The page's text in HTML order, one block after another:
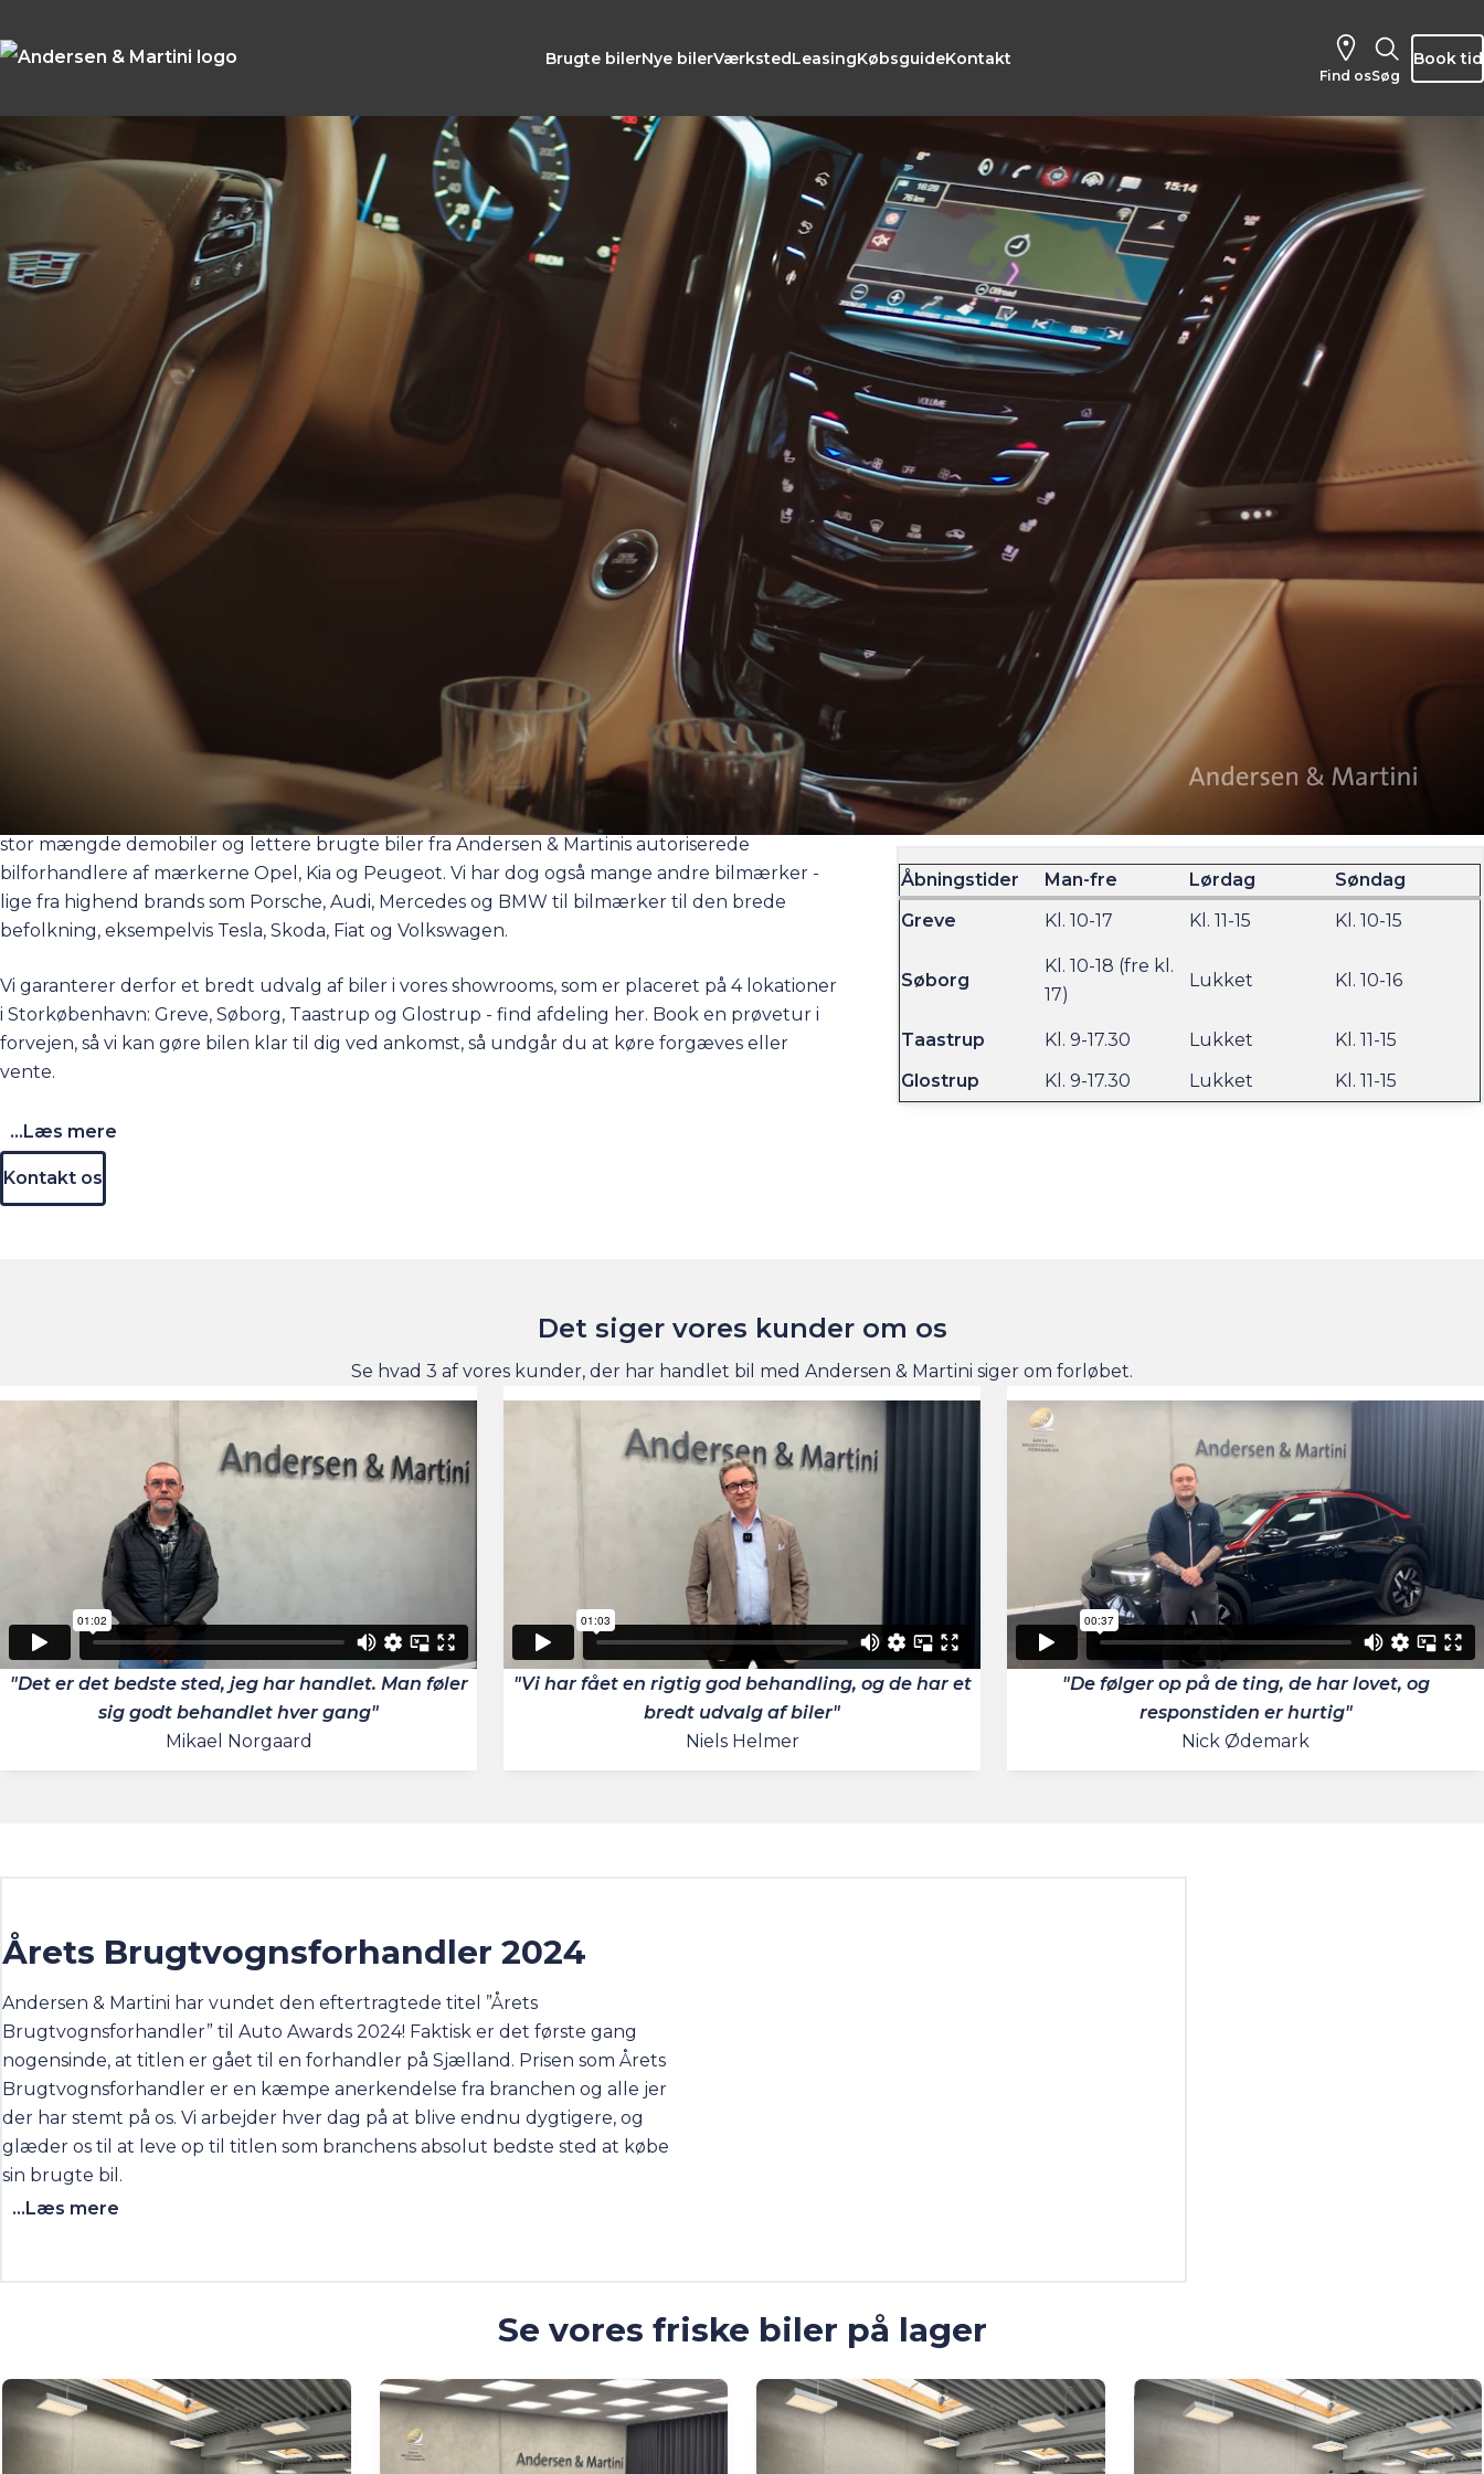
Brugte bilerNye bilerVærkstedLeasingKøbsguideKontakt
Find os Søg
Book tid
Brugtvognscenter
Et af Danmarks største brugtbilscentre for
brugte biler. Vi har alt fra mikrobiler til plug-in
hybridbiler - og en kæmpe exclusive-afdeling
med brugte luksusbiler.
Personbiler Varebiler
KONTANT MDL. YDELSE
Bilmærke
SØG 582
Brugte biler i Storkøbenhavn
Hos vores store brugtbilsforhandlere finder du mange forskellige bilmærker. Heriblandt en
stor mængde demobiler og lettere brugte biler fra Andersen & Martinis autoriserede
bilforhandlere af mærkerne Opel , Kia og Peugeot. Vi har dog også mange andre bilmærker -
lige fra highend brands som Porsche, Audi, Mercedes og BMW til bilmærker til den brede
befolkning, eksempelvis Tesla, Skoda, Fiat og Volkswagen.
Vi garanterer derfor et bredt udvalg af biler i vores showrooms, som er placeret på 4 lokationer
i Storkøbenhavn: Greve, Søborg, Taastrup og Glostrup - find afdeling her. Book en prøvetur i
forvejen, så vi kan gøre bilen klar til dig ved ankomst, så undgår du at køre forgæves eller
vente.
...Læs mere
Kontakt os
Åbningstider Man-fre Lørdag
Søndag
Greve
Kl. 10-17 Kl. 11-15 Kl. 10-15
Søborg
Kl. 10-18 (fre kl.
17)
Lukket Kl. 10-16
Taastrup Kl. 9-17.30 Lukket
Kl. 11-15
Glostrup
Kl. 9-17.30 Lukket Kl. 11-15
Det siger vores kunder om os
Se hvad 3 af vores kunder, der har handlet bil med Andersen & Martini siger om forløbet.
"Det er det bedste sted, jeg har handlet. Man føler
sig godt behandlet hver gang"
Mikael Norgaard
"Vi har fået en rigtig god behandling, og de har et
bredt udvalg af biler"
Niels Helmer
"De følger op på de ting, de har lovet, og
responstiden er hurtig"
Nick Ødemark
Årets Brugtvognsforhandler 2024
Andersen & Martini har vundet den eftertragtede titel ”Årets
Brugtvognsforhandler” til Auto Awards 2024! Faktisk er det første gang
nogensinde, at titlen er gået til en forhandler på Sjælland. Prisen som Årets
Brugtvognsforhandler er en kæmpe anerkendelse fra branchen og alle jer
der har stemt på os. Vi arbejder hver dag på at blive endnu dygtigere, og
glæder os til at leve op til titlen som branchens absolut bedste sted at købe
sin brugte bil.
...Læs mere
Se vores friske biler på lager